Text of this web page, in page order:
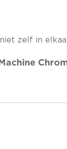
zelf in